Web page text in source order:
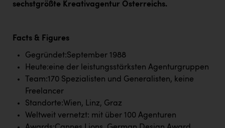
sechstgrößte Kreativagentur Österreichs.
Facts & Figures
Gegründet:September 1988
Heute:eine der leistungsstärksten Agenturgruppen
Team:170 Spezialisten und Generalisten, keine
Freelancer
Standorte:Wien, Linz, Graz
Weltweit vernetzt: mit über 100 Agenturen